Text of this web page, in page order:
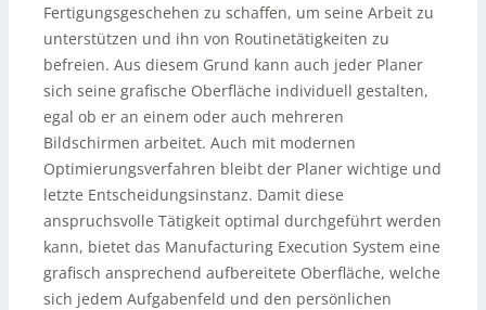
Fertigungsgeschehen zu schaffen, um seine Arbeit zu
unterstützen und ihn von Routinetätigkeiten zu
befreien. Aus diesem Grund kann auch jeder Planer
sich seine grafische Oberfläche individuell gestalten,
egal ob er an einem oder auch mehreren
Bildschirmen arbeitet. Auch mit modernen
Optimierungsverfahren bleibt der Planer wichtige und
letzte Entscheidungsinstanz. Damit diese
anspruchsvolle Tätigkeit optimal durchgeführt werden
kann, bietet das Manufacturing Execution System eine
grafisch ansprechend aufbereitete Oberfläche, welche
sich jedem Aufgabenfeld und den persönlichen